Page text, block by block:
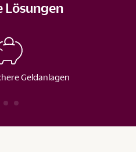
Lösungen
Geldanlagen